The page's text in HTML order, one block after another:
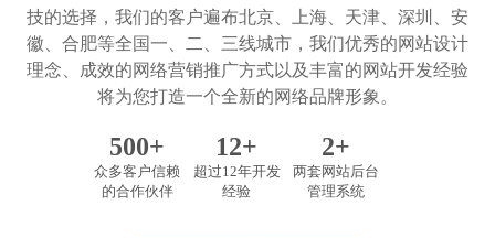
技的选择，我们的客户遍布北京、上海、天津、深圳、安
徽、合肥等全国一、二、三线城市，我们优秀的网站设计
理念、成效的网络营销推广方式以及丰富的网站开发经验
将为您打造一个全新的网络品牌形象。
500+
众多客户信赖
的合作伙伴
12+
超过12年开发
经验
2+
两套网站后台
管理系统